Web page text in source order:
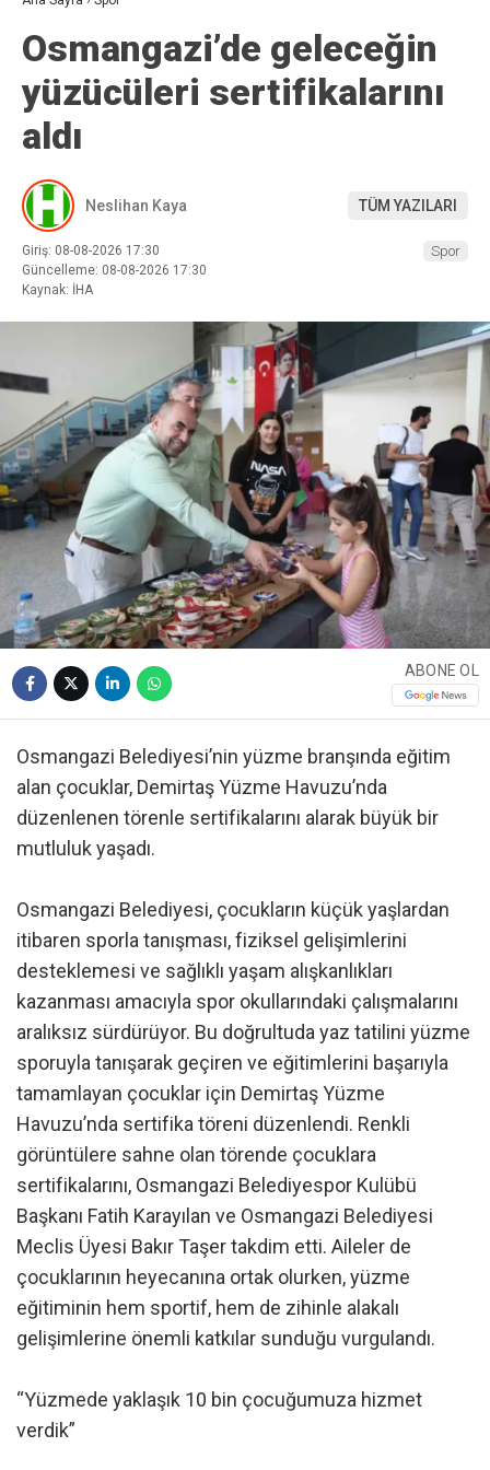
Osmangazi’de geleceğin
yüzücüleri sertifikalarını
aldı
Neslihan Kaya TÜM YAZILARI
Giriş: 08-08-2026 17:30
Güncelleme: 08-08-2026 17:30
Kaynak: İHA
Spor
ABONE OL
Osmangazi Belediyesi’nin yüzme branşında eğitim
alan çocuklar, Demirtaş Yüzme Havuzu’nda
düzenlenen törenle sertifikalarını alarak büyük bir
mutluluk yaşadı.
Osmangazi Belediyesi, çocukların küçük yaşlardan
itibaren sporla tanışması, fiziksel gelişimlerini
desteklemesi ve sağlıklı yaşam alışkanlıkları
kazanması amacıyla spor okullarındaki çalışmalarını
aralıksız sürdürüyor. Bu doğrultuda yaz tatilini yüzme
sporuyla tanışarak geçiren ve eğitimlerini başarıyla
tamamlayan çocuklar için Demirtaş Yüzme
Havuzu’nda sertifika töreni düzenlendi. Renkli
görüntülere sahne olan törende çocuklara
sertifikalarını, Osmangazi Belediyespor Kulübü
Başkanı Fatih Karayılan ve Osmangazi Belediyesi
Meclis Üyesi Bakır Taşer takdim etti. Aileler de
çocuklarının heyecanına ortak olurken, yüzme
eğitiminin hem sportif, hem de zihinle alakalı
gelişimlerine önemli katkılar sunduğu vurgulandı.
“Yüzmede yaklaşık 10 bin çocuğumuza hizmet
verdik”